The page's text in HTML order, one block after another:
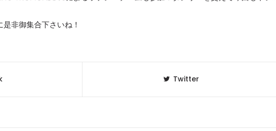
非御集合下さいね！
Twitter